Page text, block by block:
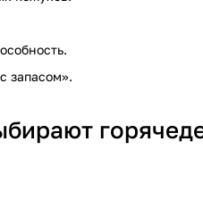
запасом».